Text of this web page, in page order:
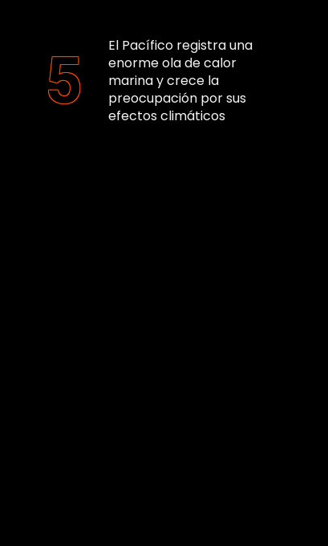
El Pacífico registra una
enorme ola de calor
marina y crece la
preocupación por sus
efectos climáticos